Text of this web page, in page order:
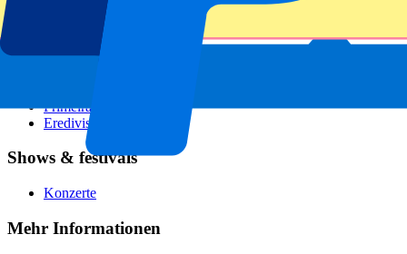
Champions League
Premier League
Serie A
Primeira Liga
Eredivisie
Shows & festivals
Konzerte
Mehr Informationen